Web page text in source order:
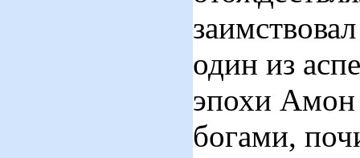
один из
эпохи Амон
богами,